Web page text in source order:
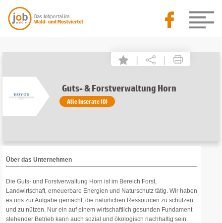
| |
Guts- & Forstverwaltung Horn
Alle Inserate (0)
Über das Unternehmen
Die Guts- und Forstverwaltung Horn ist im Bereich Forst,
Landwirtschaft, erneuerbare Energien und Naturschutz tätig. Wir haben
es uns zur Aufgabe gemacht, die natürlichen Ressourcen zu schützen
und zu nützen. Nur ein auf einem wirtschaftlich gesunden Fundament
stehender Betrieb kann auch sozial und ökologisch nachhaltig sein.